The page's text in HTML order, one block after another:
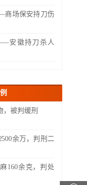
场保安持刀伤
安徽持刀杀人
，被判缓刑
余万，判刑二
160余克，判处